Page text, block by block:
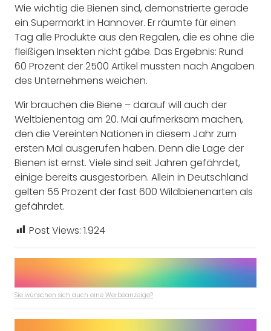
Wie wichtig die Bienen sind, demonstrierte gerade
ein Supermarkt in Hannover. Er räumte für einen
Tag alle Produkte aus den Regalen, die es ohne die
fleißigen Insekten nicht gäbe. Das Ergebnis: Rund
60 Prozent der 2500 Artikel mussten nach Angaben
des Unternehmens weichen.
Wir brauchen die Biene – darauf will auch der
Weltbienentag am 20. Mai aufmerksam machen,
den die Vereinten Nationen in diesem Jahr zum
ersten Mal ausgerufen haben. Denn die Lage der
Bienen ist ernst. Viele sind seit Jahren gefährdet,
einige bereits ausgestorben. Allein in Deutschland
gelten 55 Prozent der fast 600 Wildbienenarten als
gefährdet.
Post Views: 1.924
Sie wünschen sich auch eine Werbeanzeige?